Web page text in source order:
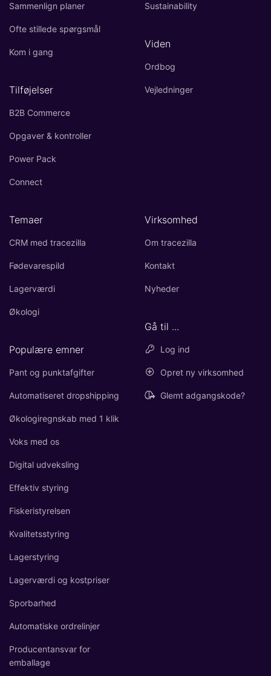
Sammenlign planer
Ofte stillede spørgsmål
Kom i gang
Tilføjelser
B2B Commerce
Opgaver & kontroller
Power Pack
Connect
Sustainability
Viden
Ordbog
Vejledninger
Temaer
CRM med tracezilla
Fødevarespild
Lagerværdi
Økologi
Populære emner
Pant og punktafgifter
Automatiseret dropshipping
Økologiregnskab med 1 klik
Voks med os
Digital udveksling
Effektiv styring
Fiskeristyrelsen
Kvalitetsstyring
Lagerstyring
Lagerværdi og kostpriser
Sporbarhed
Automatiske ordrelinjer
Producentansvar for
emballage
Virksomhed
Om tracezilla
Kontakt
Nyheder
Gå til ...
Log ind
Opret ny virksomhed
Glemt adgangskode?